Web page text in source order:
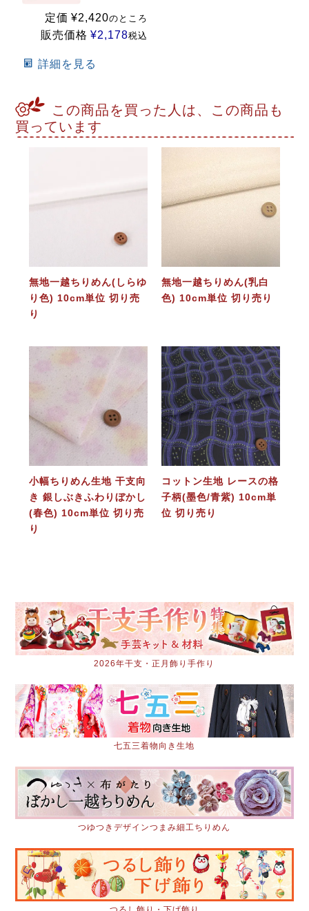
定価 ¥2,420のところ
販売価格 ¥2,178税込
詳細を見る
この商品を買った人は、この商品も
買っています
無地一越ちりめん(しらゆ
り色) 10cm単位 切り売
り
無地一越ちりめん(乳白
色) 10cm単位 切り売り
小幅ちりめん生地 干支向
き 銀しぶきふわりぼかし
(春色) 10cm単位 切り売
り
コットン生地 レースの格
子柄(墨色/青紫) 10cm単
位 切り売り
2026年干支・正月飾り手作り
七五三着物向き生地
つゆつきデザインつまみ細工ちりめん